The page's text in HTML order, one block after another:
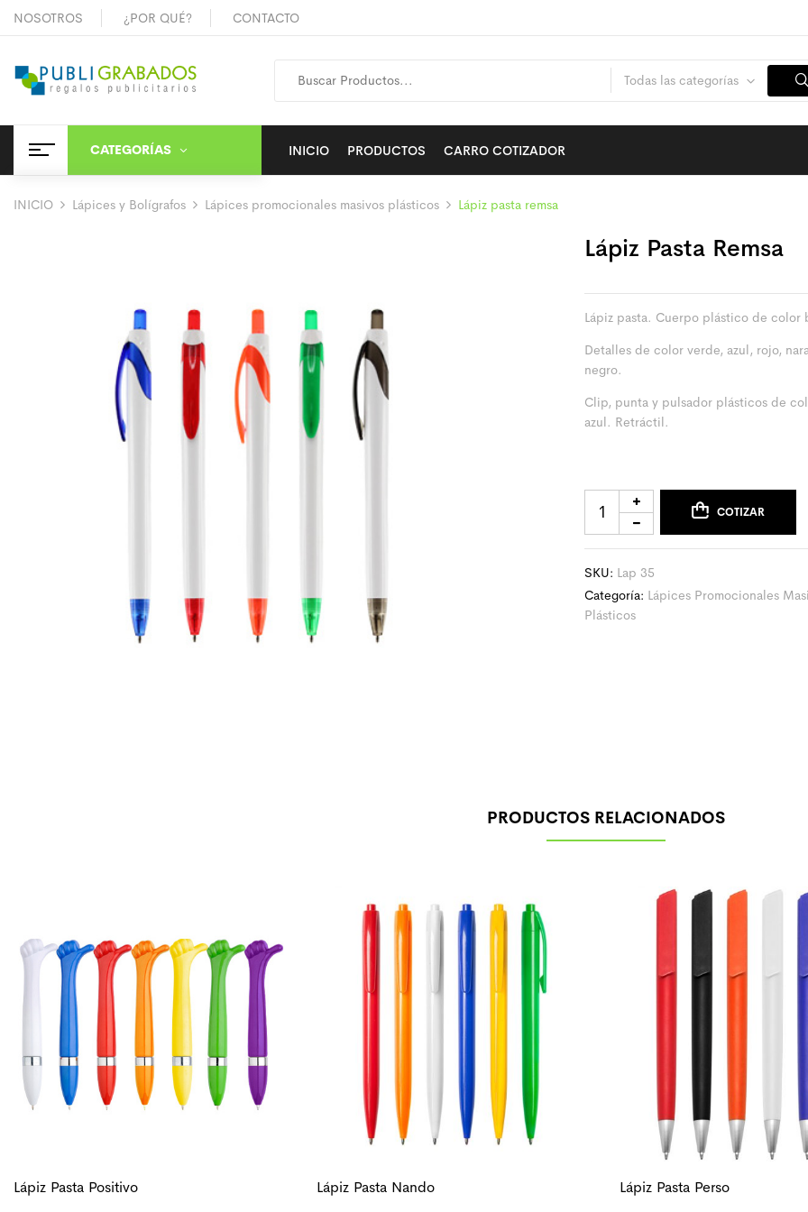
NOSOTROS ¿POR QUÉ? CONTACTO
Todas las categorías
CATEGORÍAS INICIO PRODUCTOS CARRO COTIZADOR
INICIO Lápices y Bolígrafos Lápices promocionales masivos plásticos Lápiz pasta remsa
Lápiz Pasta Remsa
Lápiz pasta. Cuerpo plástico de color
Detalles de color verde, azul, rojo,
negro.
Clip, punta y pulsador plásticos de
azul. Retráctil.
COTIZAR
SKU: Lap 35
Categoría: Lápices Promocionales
Plásticos
PRODUCTOS RELACIONADOS
Lápiz Pasta Positivo Lápiz Pasta Nando Lápiz Pasta Perso